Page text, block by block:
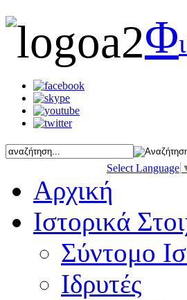
Φ
Select Language
Αρχική
Ιστορικά
Σύντομο
Ιδρυτές